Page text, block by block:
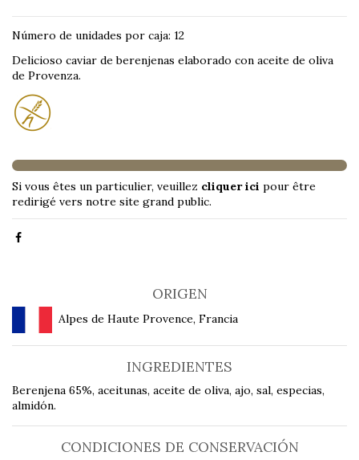
Número de unidades por caja: 12
Delicioso caviar de berenjenas elaborado con aceite de oliva
de Provenza.
Si vous êtes un particulier, veuillez cliquer ici pour être
redirigé vers notre site grand public.
ORIGEN
Alpes de Haute Provence, Francia
INGREDIENTES
Berenjena 65%, aceitunas, aceite de oliva, ajo, sal, especias,
almidón.
CONDICIONES DE CONSERVACIÓN